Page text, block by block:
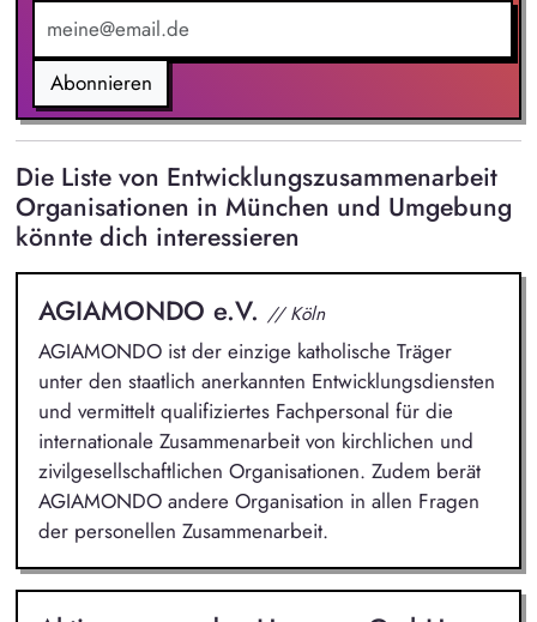
Abonnieren
Die Liste von Entwicklungszusammenarbeit
Organisationen in München und Umgebung
könnte dich interessieren
AGIAMONDO e.V. // Köln
AGIAMONDO ist der einzige katholische Träger
unter den staatlich anerkannten Entwicklungsdiensten
und vermittelt qualifiziertes Fachpersonal für die
internationale Zusammenarbeit von kirchlichen und
zivilgesellschaftlichen Organisationen. Zudem berät
AGIAMONDO andere Organisation in allen Fragen
der personellen Zusammenarbeit.